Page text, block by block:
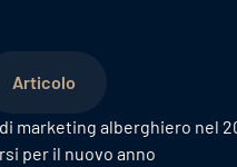
marketing alberghiero nel
per il nuovo anno